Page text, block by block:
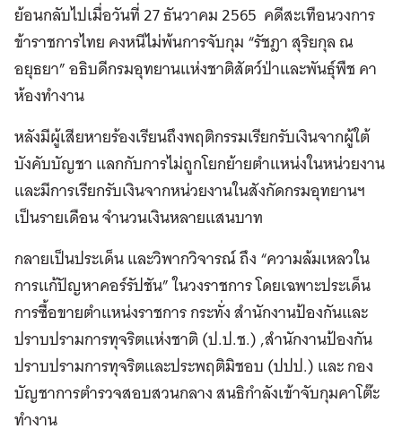
ย้อนกลับไปเมื่อวันที่ 27 ธันวาคม 2565 คดีสะเทือนวงการ
ข้าราชการไทย คงหนีไม่พ้นการจับกุม “รัชฎา สุริยกุล ณ
อยุธยา” อธิบดีกรมอุทยานแห่งชาติสัตว์ป่าและพันธุ์พืช คา
ห้องทำงาน
หลังมีผู้เสียหายร้องเรียนถึงพฤติกรรมเรียกรับเงินจากผู้ใต้
บังคับบัญชา แลกกับการไม่ถูกโยกย้ายตำแหน่งในหน่วยงาน
และมีการเรียกรับเงินจากหน่วยงานในสังกัดกรมอุทยานฯ
เป็นรายเดือน จำนวนเงินหลายแสนบาท
กลายเป็นประเด็น และวิพากวิจารณ์ ถึง “ความล้มเหลวใน
การแก้ปัญหาคอร์รัปชัน” ในวงราชการ โดยเฉพาะประเด็น
การซื้อขายตำแหน่งราชการ กระทั่ง สำนักงานป้องกันและ
ปราบปรามการทุจริตแห่งชาติ (ป.ป.ช.) ,สำนักงานป้องกัน
ปราบปรามการทุจริตและประพฤติมิชอบ (ปปป.) และ กอง
บัญชาการตำรวจสอบสวนกลาง สนธิกำลังเข้าจับกุมคาโต๊ะ
ทำงาน